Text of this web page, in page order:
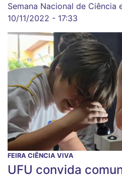
Semana Nacional de Ciência
10/11/2022 - 17:33
FEIRA CIÊNCIA VIVA
UFU convida